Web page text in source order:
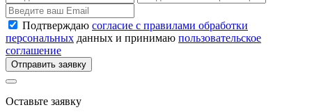
Подтверждаю согласие с правилами обработки
персональных данных и принимаю пользовательское
соглашение
Отправить заявку
Оставьте заявку